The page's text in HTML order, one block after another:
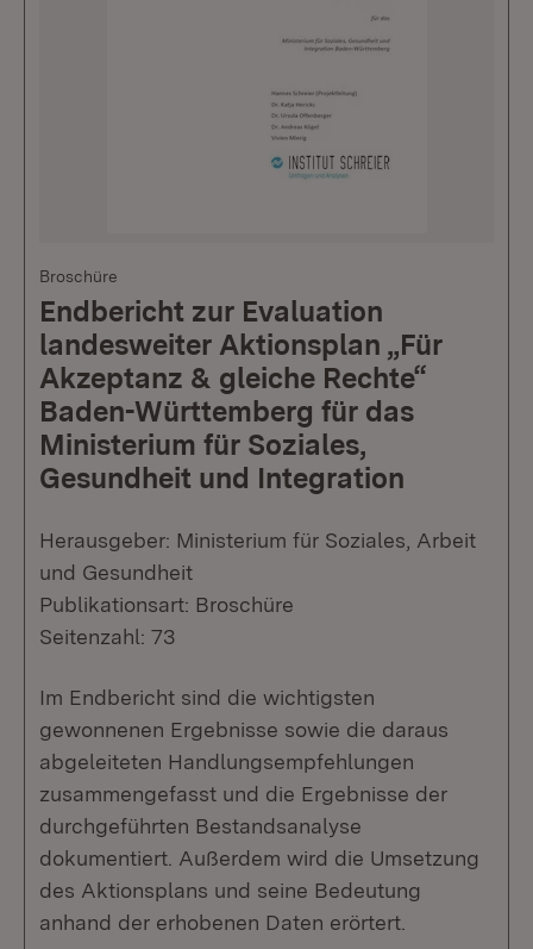
Broschüre
Endbericht zur Evaluation
landesweiter Aktionsplan „Für
Akzeptanz & gleiche Rechte“
Baden-Württemberg für das
Ministerium für Soziales,
Gesundheit und Integration
Herausgeber: Ministerium für Soziales, Arbeit
und Gesundheit
Publikationsart: Broschüre
Seitenzahl: 73
Im Endbericht sind die wichtigsten
gewonnenen Ergebnisse sowie die daraus
abgeleiteten Handlungsempfehlungen
zusammengefasst und die Ergebnisse der
durchgeführten Bestandsanalyse
dokumentiert. Außerdem wird die Umsetzung
des Aktionsplans und seine Bedeutung
anhand der erhobenen Daten erörtert.